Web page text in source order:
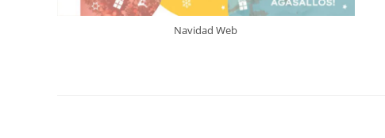
Navidad Web